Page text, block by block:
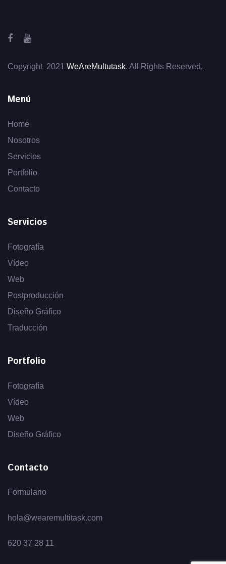
Copyright 2021 WeAreMultutask. All Rights Reserved.
Menú
Home
Nosotros
Servicios
Portfolio
Contacto
Servicios
Fotografía
Vídeo
Web
Postproducción
Diseño Gráfico
Traducción
Portfolio
Fotografía
Vídeo
Web
Diseño Gráfico
Contacto
Formulario
hola@wearemultitask.com
620 37 28 11